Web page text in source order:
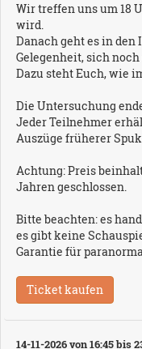
Wir treffen uns um 18
wird.
Danach geht es in
Gelegenheit, sich
Dazu steht Euch, wie
Die Untersuchung
Jeder Teilnehmer
Auszüge früherer
Achtung: Preis
Jahren geschlossen.
Bitte beachten: es
es gibt keine
Garantie für
14-11-2026 von 16:45 bis